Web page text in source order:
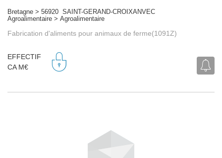
Bretagne > 56920 SAINT-GERAND-CROIXANVEC
Agroalimentaire > Agroalimentaire
Fabrication d'aliments pour animaux de ferme(1091Z)
EFFECTIF
CA M€